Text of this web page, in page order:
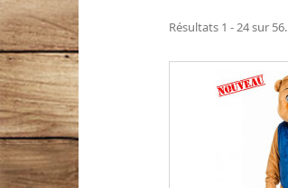
Résultats 1 - 24 sur 56.